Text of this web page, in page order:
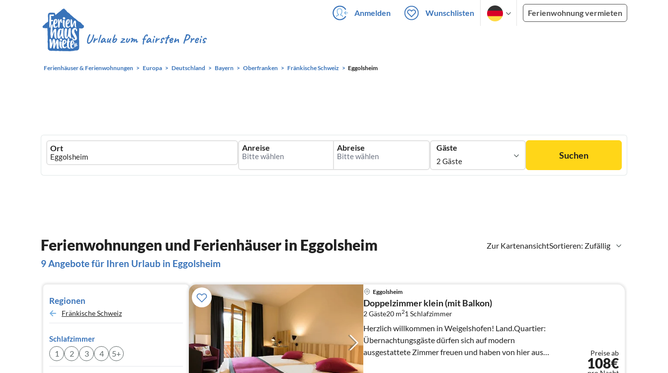
Anmelden Wunschlisten Ferienwohnung vermieten
Ferienhäuser & Ferienwohnungen Europa Deutschland Bayern Oberfranken Fränkische Schweiz Eggolsheim
Ferienhausmiete
logo
Ort Anreise Abreise Gäste
2 Gäste
Suchen
Zur KartenansichtSortieren: Zufällig
Ferienwohnungen und Ferienhäuser in Eggolsheim
9 Angebote für Ihren Urlaub in Eggolsheim
Regionen
Fränkische Schweiz
Schlafzimmer
1 2 3 4 5+
Eggolsheim
Doppelzimmer klein (mit Balkon)
2 Gäste20 m21 Schlafzimmer
Herzlich willkommen in Weigelshofen! Land.Quartier:
Übernachtungsgäste dürfen sich auf modern
ausgestattete Zimmer freuen und haben von hier aus
zahllose Möglich...
Preise ab
108€